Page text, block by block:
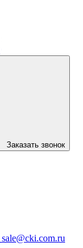
Заказать звонок
sale@cki.com.ru